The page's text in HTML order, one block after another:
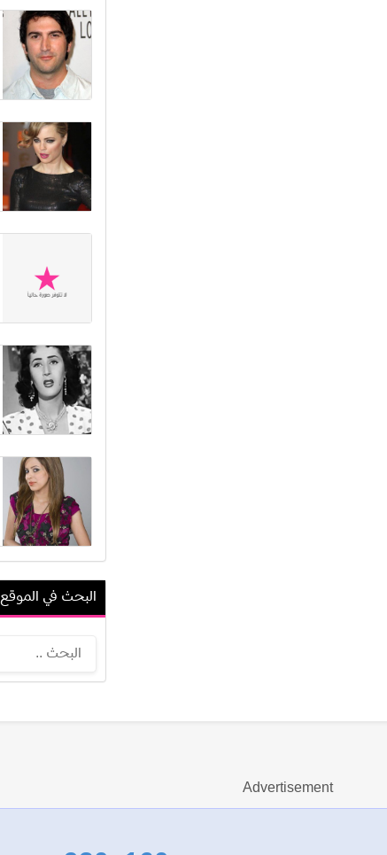
البحث في الموقع
Advertisement